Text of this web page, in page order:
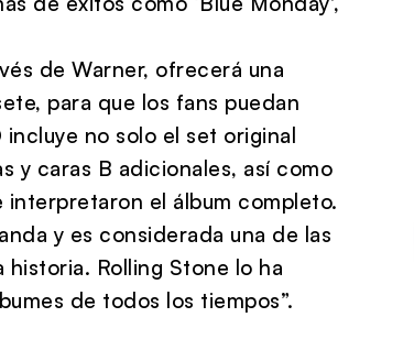
de Warner, ofrecerá una
para que los fans puedan
no solo el set original
y caras B adicionales, así como
el álbum completo.
y es considerada una de las
Rolling Stone lo ha
de todos los tiempos”.